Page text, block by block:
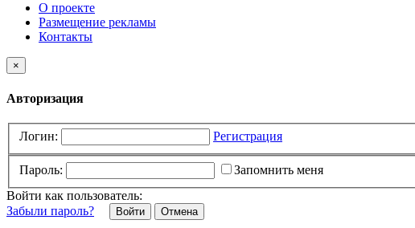
О проекте
Размещение рекламы
Контакты
×
Авторизация
Логин: Регистрация
Пароль:
Запомнить меня
Войти как пользователь:
Забыли пароль?
Отмена